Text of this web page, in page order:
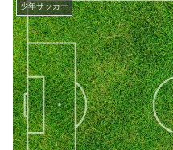
少年サッカー